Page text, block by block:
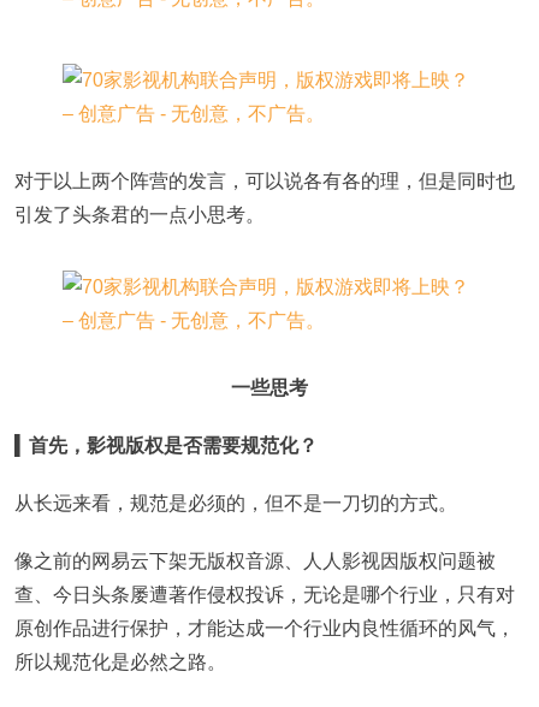
对于以上两个阵营的发言，可以说各有各的理，但是同时也
引发了头条君的一点小思考。
一些思考
首先，影视版权是否需要规范化？
从长远来看，规范是必须的，但不是一刀切的方式。
像之前的网易云下架无版权音源、人人影视因版权问题被
查、今日头条屡遭著作侵权投诉，无论是哪个行业，只有对
原创作品进行保护，才能达成一个行业内良性循环的风气，
所以规范化是必然之路。